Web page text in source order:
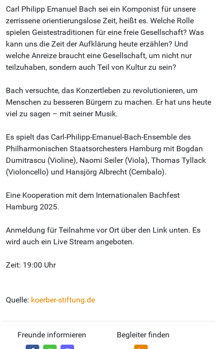
Carl Philipp Emanuel Bach sei ein Komponist für unsere
zerrissene orientierungslose Zeit, heißt es. Welche Rolle
spielen Geistestraditionen für eine freie Gesellschaft? Was
kann uns die Zeit der Aufklärung heute erzählen? Und
welche Anreize braucht eine Gesellschaft, um nicht nur
teilzuhaben, sondern auch Teil von Kultur zu sein?
Bach versuchte, das Konzertleben zu revolutionieren, um
Menschen zu besseren Bürgern zu machen. Er hat uns heute
viel zu sagen – mit seiner Musik.
Es spielt das Carl-Philipp-Emanuel-Bach-Ensemble des
Philharmonischen Staatsorchesters Hamburg mit Bogdan
Dumitrascu (Violine), Naomi Seiler (Viola), Thomas Tyllack
(Violoncello) und Hansjörg Albrecht (Cembalo).
Eine Kooperation mit dem Internationalen Bachfest
Hamburg 2025.
Anmeldung für Teilnahme vor Ort über den Link unten. Es
wird auch ein Live Stream angeboten.
Zeit: 19:00 Uhr
Quelle: koerber-stiftung.de
Freunde informieren Begleiter finden